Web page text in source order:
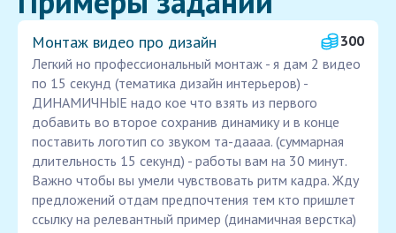
Монтаж видео про дизайн
300
Легкий но профессиональный монтаж - я дам 2 видео
по 15 секунд (тематика дизайн интерьеров) -
ДИНАМИЧНЫЕ надо кое что взять из первого
добавить во второе сохранив динамику и в конце
поставить логотип со звуком та-даааа. (суммарная
длительность 15 секунд) - работы вам на 30 минут.
Важно чтобы вы умели чувствовать ритм кадра. Жду
предложений отдам предпочтения тем кто пришлет
ссылку на релевантный пример (динамичная верстка)